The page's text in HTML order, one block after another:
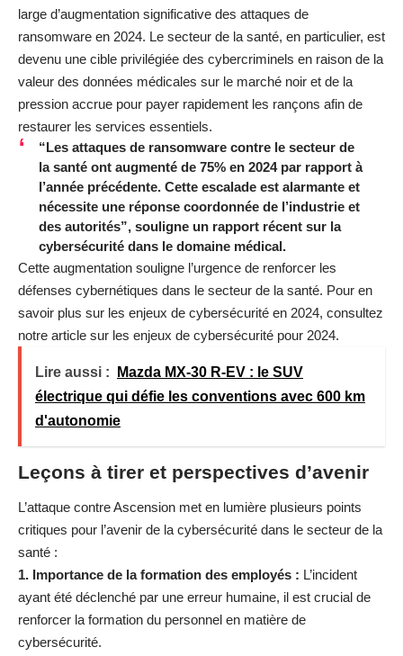
large d’augmentation significative des attaques de
ransomware en 2024. Le secteur de la santé, en particulier, est
devenu une cible privilégiée des cybercriminels en raison de la
valeur des données médicales sur le marché noir et de la
pression accrue pour payer rapidement les rançons afin de
restaurer les services essentiels.
“Les attaques de ransomware contre le secteur de
la santé ont augmenté de 75% en 2024 par rapport à
l’année précédente. Cette escalade est alarmante et
nécessite une réponse coordonnée de l’industrie et
des autorités”, souligne un rapport récent sur la
cybersécurité dans le domaine médical.
Cette augmentation souligne l’urgence de renforcer les
défenses cybernétiques dans le secteur de la santé. Pour en
savoir plus sur les enjeux de cybersécurité en 2024, consultez
notre article sur les enjeux de cybersécurité pour 2024.
Lire aussi :
Mazda MX-30 R-EV : le SUV
électrique qui défie les conventions avec 600 km
d'autonomie
Leçons à tirer et perspectives d’avenir
L’attaque contre Ascension met en lumière plusieurs points
critiques pour l’avenir de la cybersécurité dans le secteur de la
santé :
1. Importance de la formation des employés : L’incident
ayant été déclenché par une erreur humaine, il est crucial de
renforcer la formation du personnel en matière de
cybersécurité.